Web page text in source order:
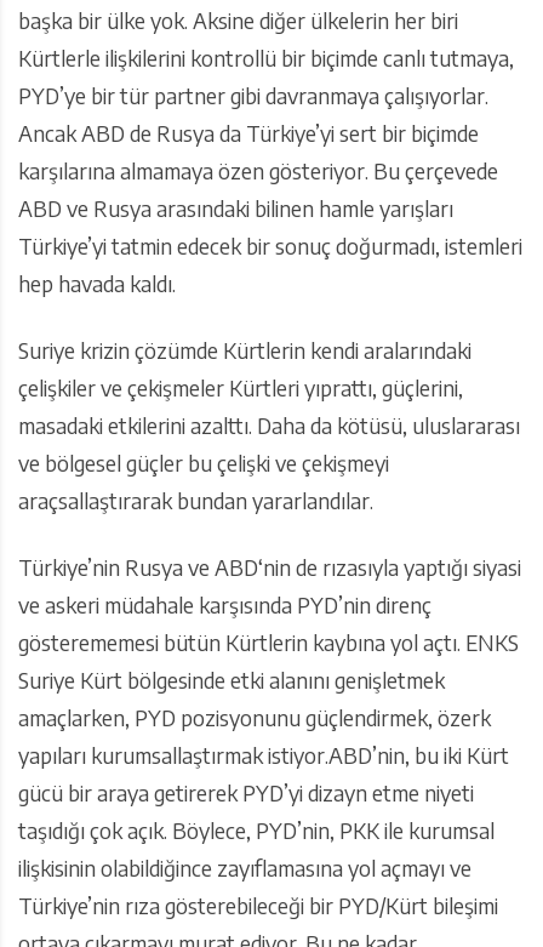
başka bir ülke yok. Aksine diğer ülkelerin her biri
Kürtlerle ilişkilerini kontrollü bir biçimde canlı tutmaya,
PYD’ye bir tür partner gibi davranmaya çalışıyorlar.
Ancak ABD de Rusya da Türkiye’yi sert bir biçimde
karşılarına almamaya özen gösteriyor. Bu çerçevede
ABD ve Rusya arasındaki bilinen hamle yarışları
Türkiye’yi tatmin edecek bir sonuç doğurmadı, istemleri
hep havada kaldı.
Suriye krizin çözümde Kürtlerin kendi aralarındaki
çelişkiler ve çekişmeler Kürtleri yıprattı, güçlerini,
masadaki etkilerini azalttı. Daha da kötüsü, uluslararası
ve bölgesel güçler bu çelişki ve çekişmeyi
araçsallaştırarak bundan yararlandılar.
Türkiye’nin Rusya ve ABD‘nin de rızasıyla yaptığı siyasi
ve askeri müdahale karşısında PYD’nin direnç
gösterememesi bütün Kürtlerin kaybına yol açtı. ENKS
Suriye Kürt bölgesinde etki alanını genişletmek
amaçlarken, PYD pozisyonunu güçlendirmek, özerk
yapıları kurumsallaştırmak istiyor.ABD’nin, bu iki Kürt
gücü bir araya getirerek PYD’yi dizayn etme niyeti
taşıdığı çok açık. Böylece, PYD’nin, PKK ile kurumsal
ilişkisinin olabildiğince zayıflamasına yol açmayı ve
Türkiye’nin rıza gösterebileceği bir PYD/Kürt bileşimi